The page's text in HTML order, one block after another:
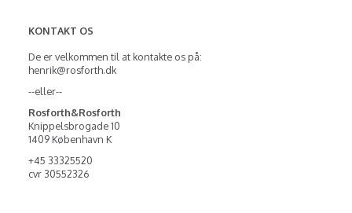
KONTAKT OS
De er velkommen til at kontakte os på:
henrik@rosforth.dk
--eller--
Rosforth&Rosforth
Knippelsbrogade 10
1409 København K
+45 33325520
cvr 30552326